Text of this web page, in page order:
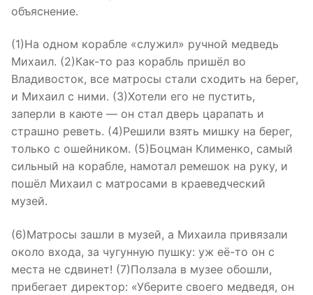
объяснение.
(1)На одном корабле «служил» ручной медведь
Михаил. (2)Как-то раз корабль пришёл во
Владивосток, все матросы стали сходить на берег,
и Михаил с ними. (3)Хотели его не пустить,
заперли в каюте — он стал дверь царапать и
страшно реветь. (4)Решили взять мишку на берег,
только с ошейником. (5)Боцман Клименко, самый
сильный на корабле, намотал ремешок на руку, и
пошёл Михаил с матросами в краеведческий
музей.
(6)Матросы зашли в музей, а Михаила привязали
около входа, за чугунную пушку: уж её-то он с
места не сдвинет! (7)Ползала в музее обошли,
прибегает директор: «Уберите своего медведя, он